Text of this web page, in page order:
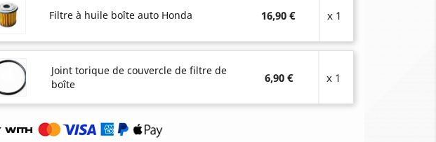
Filtre à huile boîte auto Honda 16,90 € x 1
Joint torique de couvercle de filtre de
boîte
6,90 € x 1